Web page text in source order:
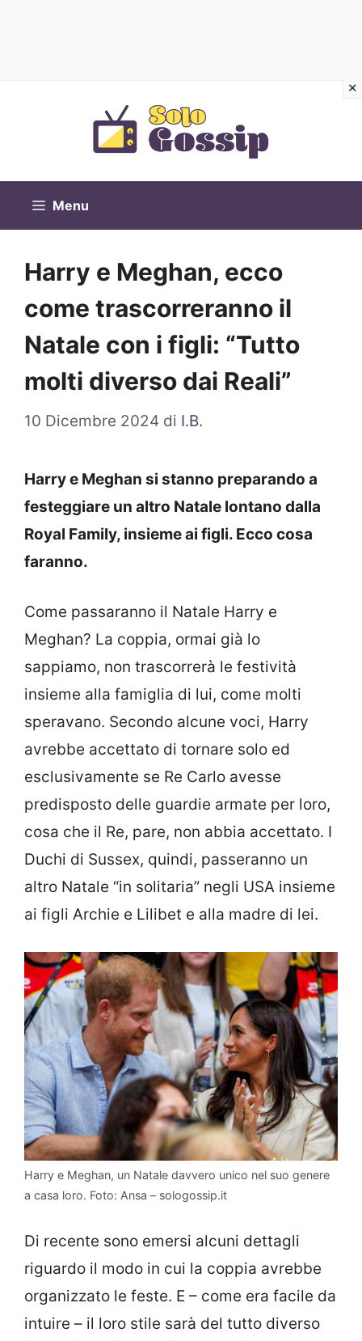
Menu
Harry e Meghan, ecco
come trascorreranno il
Natale con i figli: “Tutto
molti diverso dai Reali”
10 Dicembre 2024 di I.B.
Harry e Meghan si stanno preparando a
festeggiare un altro Natale lontano dalla
Royal Family, insieme ai figli. Ecco cosa
faranno.
Come passaranno il Natale Harry e
Meghan? La coppia, ormai già lo
sappiamo, non trascorrerà le festività
insieme alla famiglia di lui, come molti
speravano. Secondo alcune voci, Harry
avrebbe accettato di tornare solo ed
esclusivamente se Re Carlo avesse
predisposto delle guardie armate per loro,
cosa che il Re, pare, non abbia accettato. I
Duchi di Sussex, quindi, passeranno un
altro Natale “in solitaria” negli USA insieme
ai figli Archie e Lilibet e alla madre di lei.
Harry e Meghan, un Natale davvero unico nel suo genere
a casa loro. Foto: Ansa – sologossip.it
Di recente sono emersi alcuni dettagli
riguardo il modo in cui la coppia avrebbe
organizzato le feste. E – come era facile da
intuire – il loro stile sarà del tutto diverso